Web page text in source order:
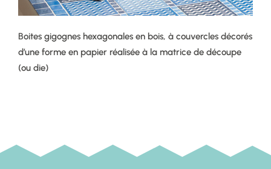
Boites gigognes hexagonales en bois, à couvercles décorés
d’une forme en papier réalisée à la matrice de découpe
(ou die)